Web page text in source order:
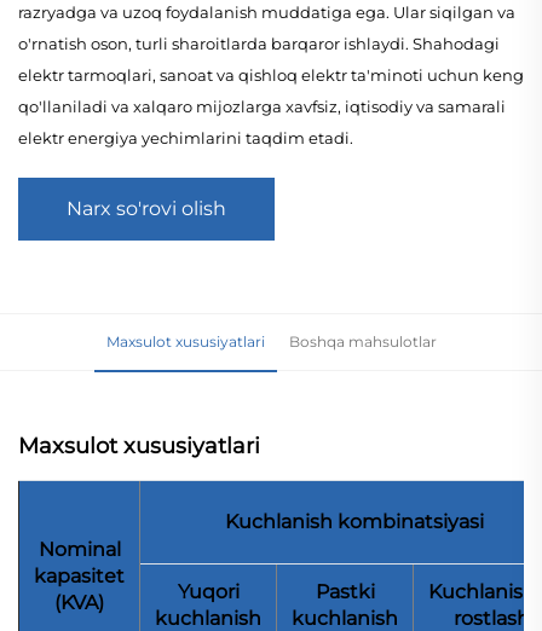
razryadga va uzoq foydalanish muddatiga ega. Ular siqilgan va
o'rnatish oson, turli sharoitlarda barqaror ishlaydi. Shahodagi
elektr tarmoqlari, sanoat va qishloq elektr ta'minoti uchun keng
qo'llaniladi va xalqaro mijozlarga xavfsiz, iqtisodiy va samarali
elektr energiya yechimlarini taqdim etadi.
Narx so'rovi olish
Maxsulot xususiyatlari Boshqa mahsulotlar
Maxsulot xususiyatlari
Nominal
kapasitet
(KVA)
Kuchlanish kombinatsiyasi
Yuqori
kuchlanish
Pastki
kuchlanish
rostlash